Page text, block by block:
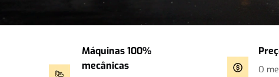
Máquinas 100%
mecânicas
O